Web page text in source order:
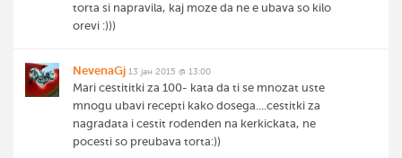
torta si napravila, kaj moze da ne e ubava so kilo
orevi :)))
NevenaGj 13 јан 2015 @ 13:00
Mari cestititki za 100- kata da ti se mnozat uste
mnogu ubavi recepti kako dosega....cestitki za
nagradata i cestit rodenden na kerkickata, ne
pocesti so preubava torta:))